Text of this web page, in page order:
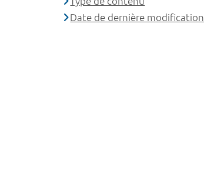
Date de dernière modification